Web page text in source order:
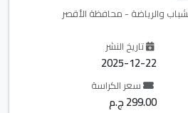
والرياضة - محافظة الأقصر
تاريخ النشر
2025-12-22
سعر الكراسة
299.00 ج.م